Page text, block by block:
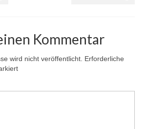
Kommentar
wird nicht veröffentlicht. Erforderliche